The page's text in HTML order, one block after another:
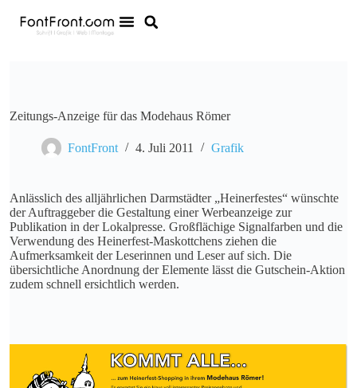
Zeitungs-Anzeige für das Modehaus Römer
FontFront 4. Juli 2011 Grafik
Anlässlich des alljährlichen Darmstädter „Heinerfestes“ wünschte
der Auftraggeber die Gestaltung einer Werbeanzeige zur
Publikation in der Lokalpresse. Großflächige Signalfarben und die
Verwendung des Heinerfest-Maskottchens ziehen die
Aufmerksamkeit der Leserinnen und Leser auf sich. Die
übersichtliche Anordnung der Elemente lässt die Gutschein-Aktion
zudem schnell ersichtlich werden.